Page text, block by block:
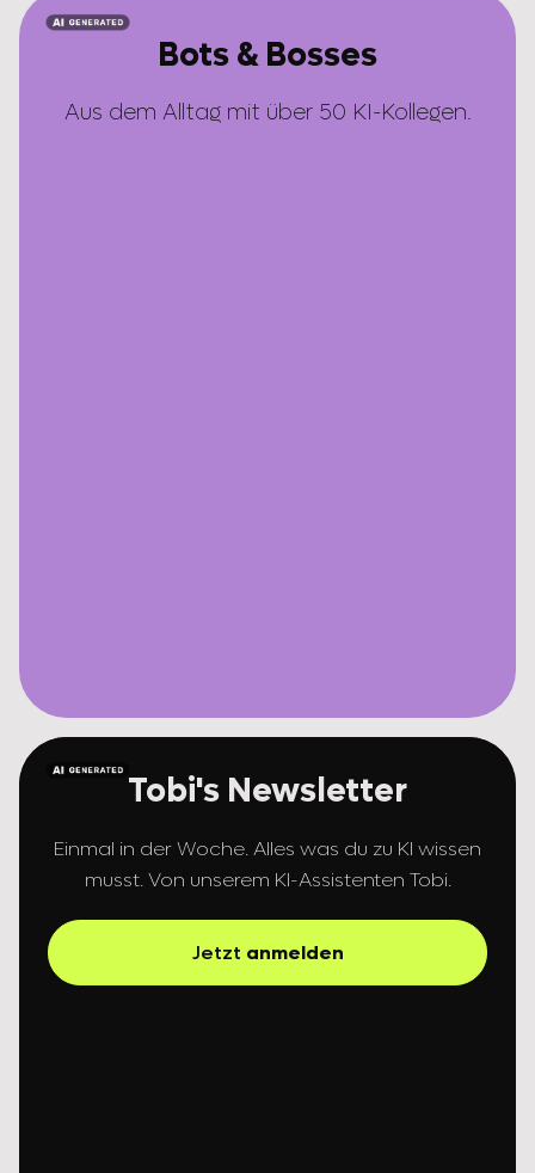
Bots & Bosses
Aus dem Alltag mit über 50 KI-Kollegen.
Tobi's Newsletter
Einmal in der Woche. Alles was du zu KI wissen
musst. Von unserem KI-Assistenten Tobi.
Jetzt anmelden